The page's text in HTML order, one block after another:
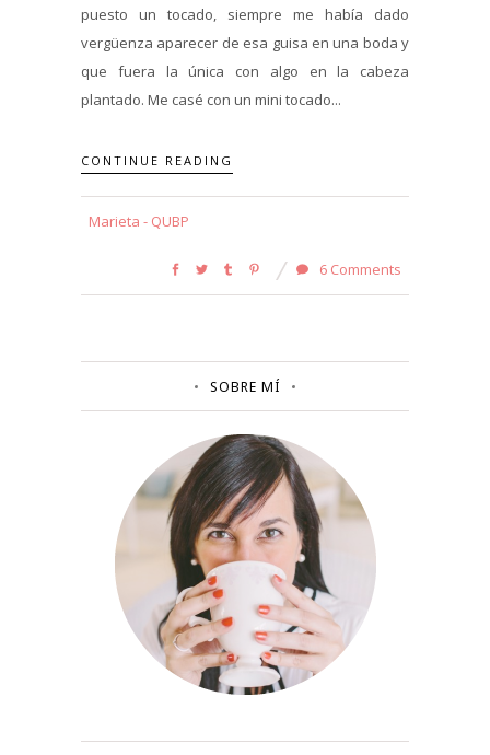
puesto un tocado, siempre me había dado
vergüenza aparecer de esa guisa en una boda y
que fuera la única con algo en la cabeza
plantado. Me casé con un mini tocado...
CONTINUE READING
Marieta - QUBP
6 Comments
SOBRE MÍ